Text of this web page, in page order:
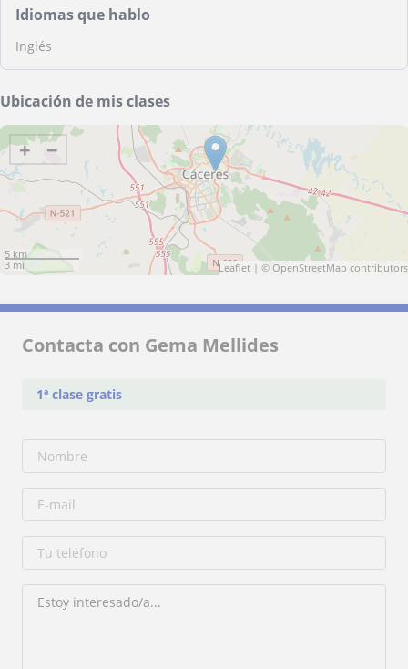
Idiomas que hablo
Inglés
Ubicación de mis clases
+ −
5 km
3 mi
Leaflet | © OpenStreetMap contributors
Contacta con Gema Mellides
1ª clase gratis